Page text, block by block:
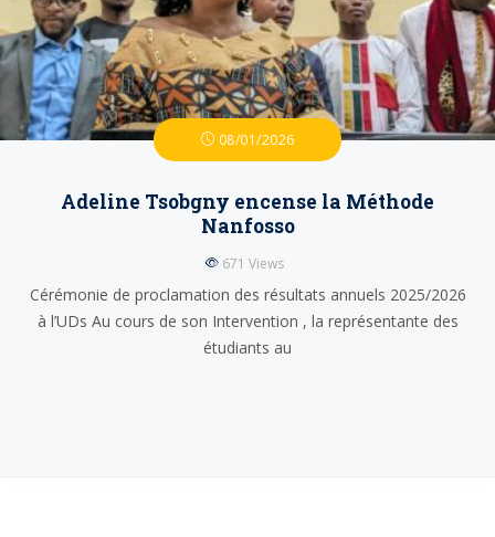
08/01/2026
Adeline Tsobgny encense la Méthode
Nanfosso
671 Views
Cérémonie de proclamation des résultats annuels 2025/2026
à l’UDs Au cours de son Intervention , la représentante des
étudiants au